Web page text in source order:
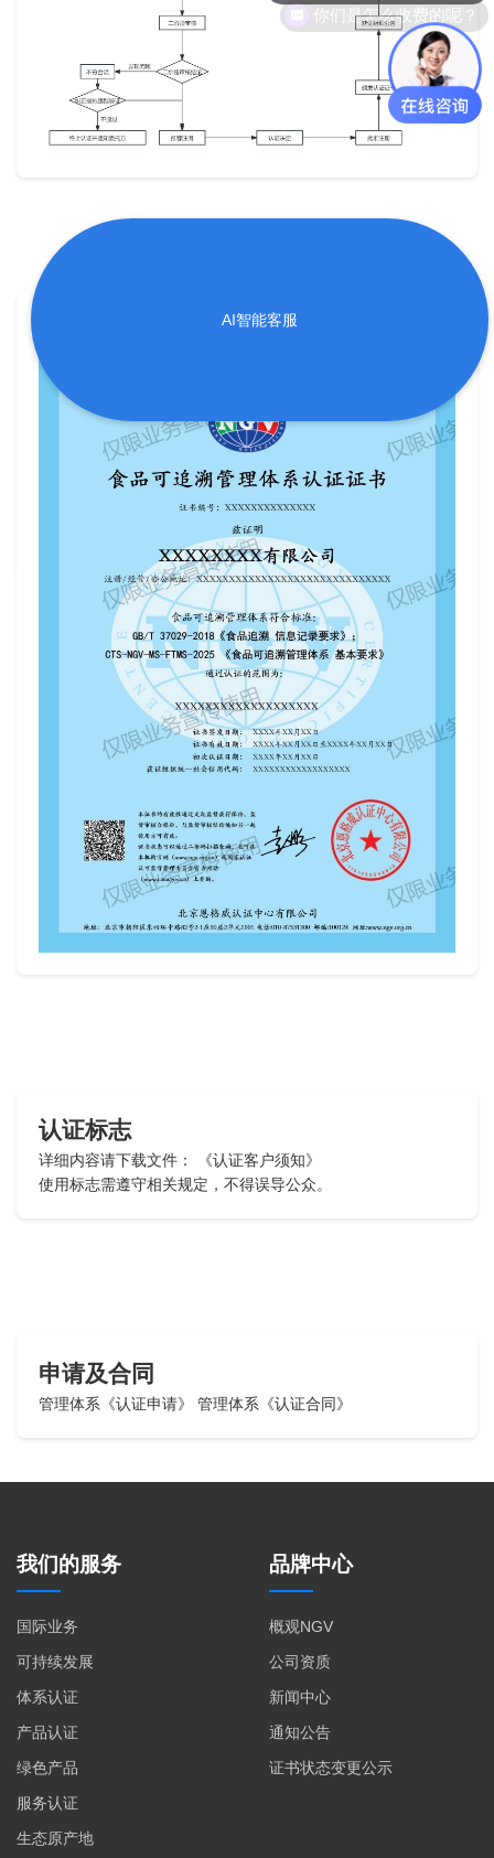
认证标志
详细内容请下载文件：
《认证客户须知》
使用标志需遵守相关规定，不得误导公众。
申请及合同
管理体系《认证申请》 管理体系《认证合同》
我们的服务
国际业务
可持续发展
体系认证
产品认证
绿色产品
服务认证
生态原产地
品牌中心
概观NGV
公司资质
新闻中心
通知公告
证书状态变更公示
AI智能客服